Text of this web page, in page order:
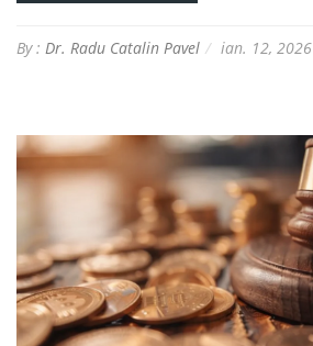
By : Dr. Radu Catalin Pavel ian. 12, 2026